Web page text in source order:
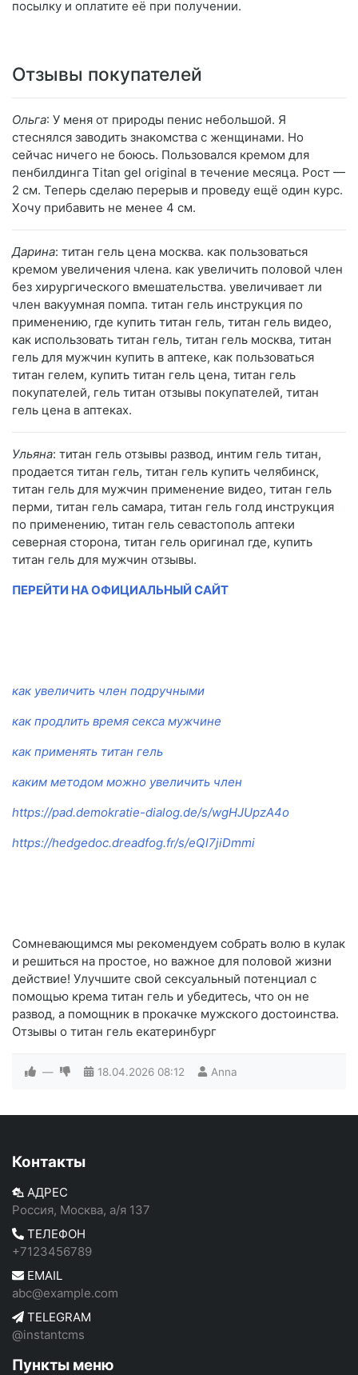
посылку и оплатите её при получении.
Отзывы покупателей
Ольга: У меня от природы пенис небольшой. Я
стеснялся заводить знакомства с женщинами. Но
сейчас ничего не боюсь. Пользовался кремом для
пенбилдинга Titan gel original в течение месяца. Рост —
2 см. Теперь сделаю перерыв и проведу ещё один курс.
Хочу прибавить не менее 4 см.
Дарина: титан гель цена москва. как пользоваться
кремом увеличения члена. как увеличить половой член
без хирургического вмешательства. увеличивает ли
член вакуумная помпа. титан гель инструкция по
применению, где купить титан гель, титан гель видео,
как использовать титан гель, титан гель москва, титан
гель для мужчин купить в аптеке, как пользоваться
титан гелем, купить титан гель цена, титан гель
покупателей, гель титан отзывы покупателей, титан
гель цена в аптеках.
Ульяна: титан гель отзывы развод, интим гель титан,
продается титан гель, титан гель купить челябинск,
титан гель для мужчин применение видео, титан гель
перми, титан гель самара, титан гель голд инструкция
по применению, титан гель севастополь аптеки
северная сторона, титан гель оригинал где, купить
титан гель для мужчин отзывы.
ПЕРЕЙТИ НА ОФИЦИАЛЬНЫЙ САЙТ
как увеличить член подручными
как продлить время секса мужчине
как применять титан гель
каким методом можно увеличить член
https://pad.demokratie-dialog.de/s/wgHJUpzA4o
https://hedgedoc.dreadfog.fr/s/eQl7jiDmmi
Сомневающимся мы рекомендуем собрать волю в кулак
и решиться на простое, но важное для половой жизни
действие! Улучшите свой сексуальный потенциал с
помощью крема титан гель и убедитесь, что он не
развод, а помощник в прокачке мужского достоинства.
Отзывы о титан гель екатеринбург
— 18.04.2026 08:12 Anna
Контакты
АДРЕС
Россия, Москва, а/я 137
ТЕЛЕФОН
+7123456789
EMAIL
abc@example.com
TELEGRAM
@instantcms
Пункты меню